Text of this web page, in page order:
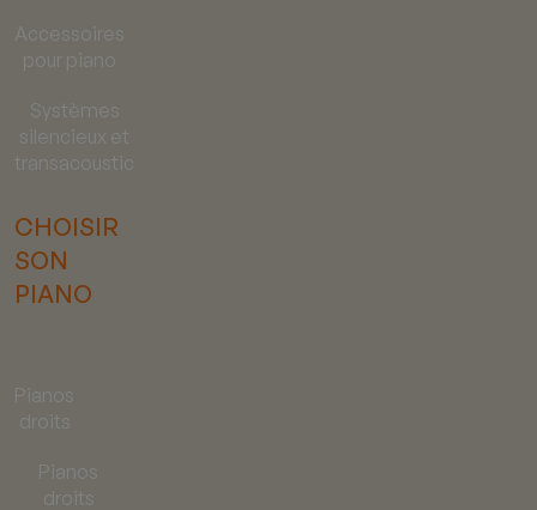
Accessoires
pour piano
Systèmes
silencieux et
transacoustic
CHOISIR
SON
PIANO
Pianos
droits
Pianos
droits